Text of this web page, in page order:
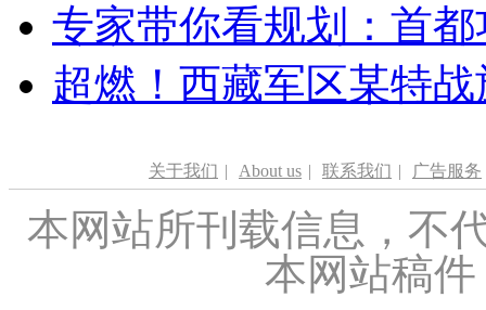
专家带你看规划：首
超燃！西藏军区某特
关于我们 | About us | 联系我们 | 广告服务
本网站所刊载信息，不
本网站稿